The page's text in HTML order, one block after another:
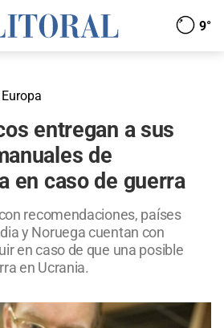
9°
entregan a sus
de
en caso de guerra
recomendaciones, países
y Noruega cuentan con
en caso de que una posible
en Ucrania.